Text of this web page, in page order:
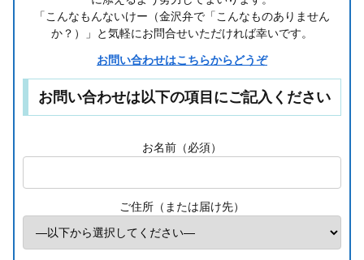
「こんなもんないけー（金沢弁で「こんなものありません
か？）」と気軽にお問合せいただければ幸いです。
お問い合わせはこちらからどうぞ
お問い合わせは以下の項目にご記入ください
お名前（必須）
ご住所（または届け先）